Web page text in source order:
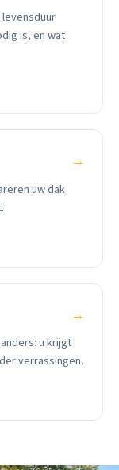
is, en wat
→
uw dak
→
u krijgt
verrassingen.